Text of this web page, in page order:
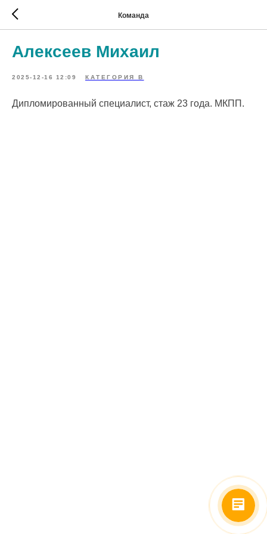
Команда
Алексеев Михаил
2025-12-16 12:09 КАТЕГОРИЯ В
Дипломированный специалист, стаж 23 года. МКПП.